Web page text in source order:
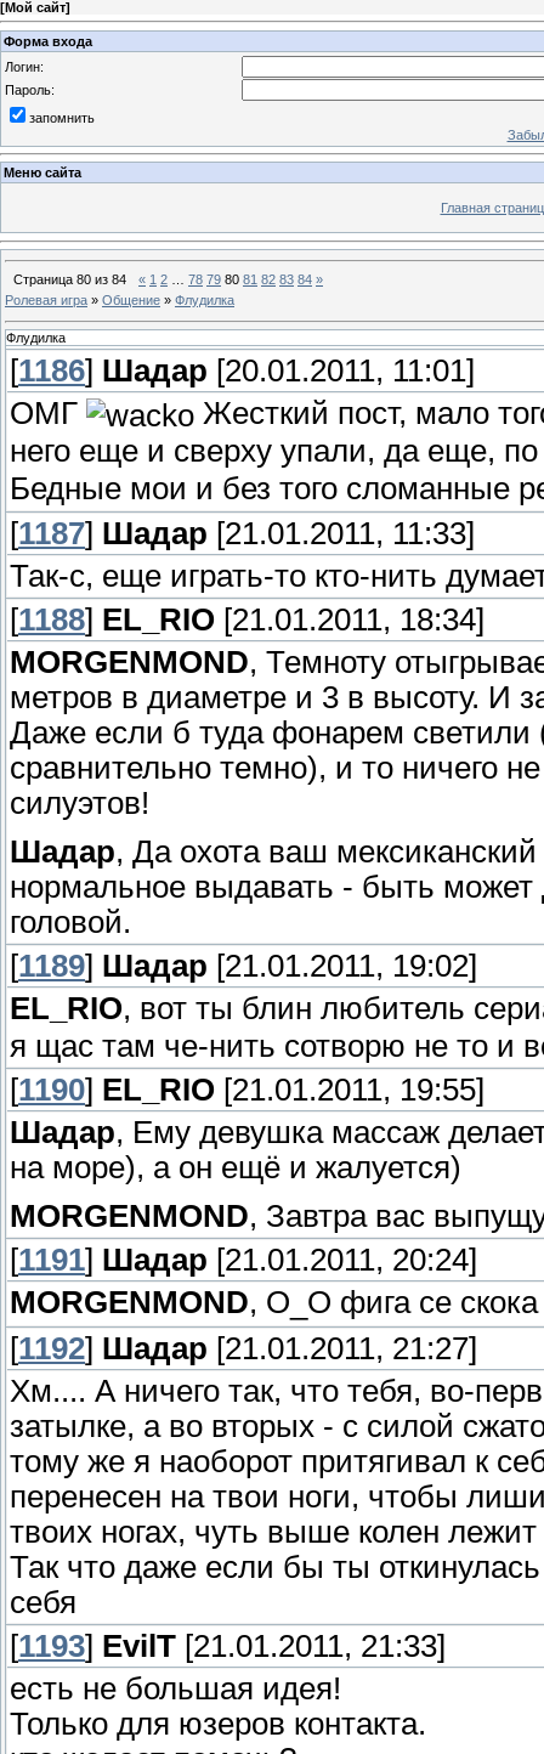
[Мой сайт]
Форма входа
Логин:
Пароль:
запомнить
Меню сайта
Главная
Страница 80 из 84 « 1 2 78 79 80 81 82 83 84 »
Ролевая игра » Общение » Флудилка
Флудилка
[1186] Шадар [20.01.2011, 11:01]
ОМГ
Жесткий пост, мало
него еще и сверху упали, да еще,
Бедные мои и без того сломанные
[1187] Шадар [21.01.2011, 11:33]
Так-с, еще играть-то кто-нить
[1188] EL_RIO [21.01.2011, 18:34]
MORGENMOND, Темноту
метров в диаметре и 3 в высоту. И
Даже если б туда фонарем светили
сравнительно темно), и то ничего
силуэтов!
Шадар, Да охота ваш
нормальное выдавать - быть может
головой.
[1189] Шадар [21.01.2011, 19:02]
EL_RIO, вот ты блин любитель
я щас там че-нить сотворю не то и
[1190] EL_RIO [21.01.2011, 19:55]
Шадар, Ему девушка массаж
на море), а он ещё и жалуется)
MORGENMOND, Завтра вас
[1191] Шадар [21.01.2011, 20:24]
MORGENMOND, О_О фига се
[1192] Шадар [21.01.2011, 21:27]
Хм.... А ничего так, что тебя, во-
затылке, а во вторых - с силой
тому же я наоборот притягивал к
перенесен на твои ноги, чтобы
твоих ногах, чуть выше колен
Так что даже если бы ты
себя
[1193] EvilT [21.01.2011, 21:33]
есть не большая идея!
Только для юзеров контакта.